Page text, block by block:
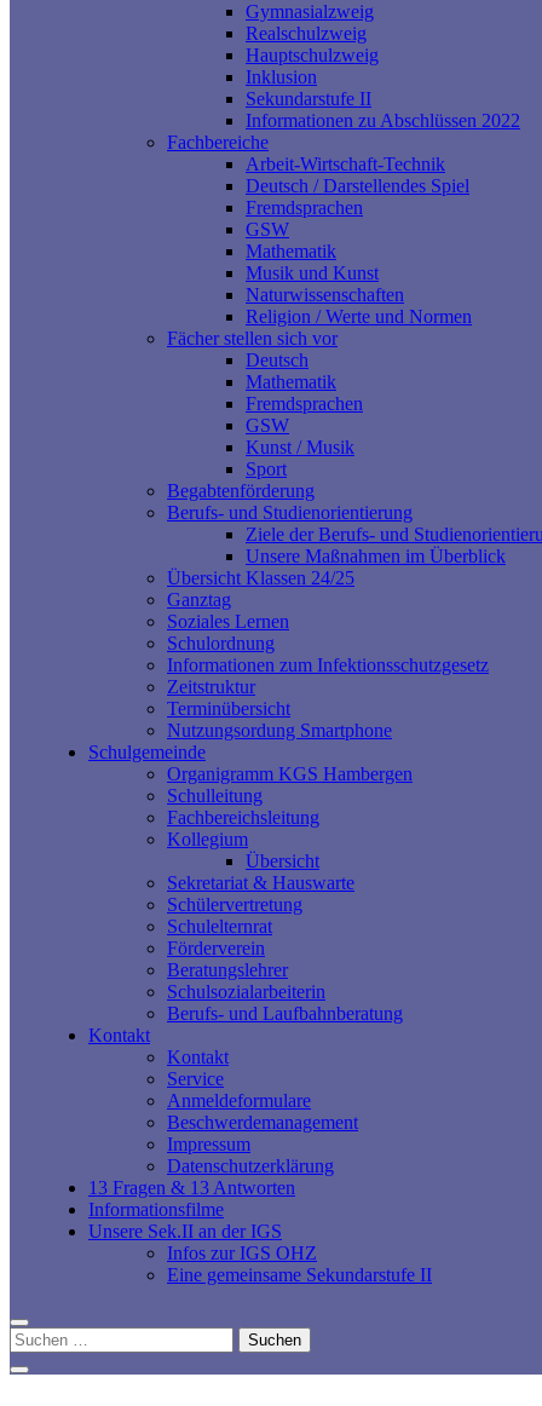
Gymnasialzweig
Realschulzweig
Hauptschulzweig
Inklusion
Sekundarstufe II
Informationen zu Abschlüssen 2022
Fachbereiche
Arbeit-Wirtschaft-Technik
Deutsch / Darstellendes Spiel
Fremdsprachen
GSW
Mathematik
Musik und Kunst
Naturwissenschaften
Religion / Werte und Normen
Fächer stellen sich vor
Deutsch
Mathematik
Fremdsprachen
GSW
Kunst / Musik
Sport
Begabtenförderung
Berufs- und Studienorientierung
Ziele der Berufs- und
Unsere Maßnahmen im Überblick
Übersicht Klassen 24/25
Ganztag
Soziales Lernen
Schulordnung
Informationen zum Infektionsschutzgesetz
Zeitstruktur
Terminübersicht
Nutzungsordung Smartphone
Schulgemeinde
Organigramm KGS Hambergen
Schulleitung
Fachbereichsleitung
Kollegium
Übersicht
Sekretariat & Hauswarte
Schülervertretung
Schulelternrat
Förderverein
Beratungslehrer
Schulsozialarbeiterin
Berufs- und Laufbahnberatung
Kontakt
Kontakt
Service
Anmeldeformulare
Beschwerdemanagement
Impressum
Datenschutzerklärung
13 Fragen & 13 Antworten
Informationsfilme
Unsere Sek.II an der IGS
Infos zur IGS OHZ
Eine gemeinsame Sekundarstufe II
Suchen
nach: